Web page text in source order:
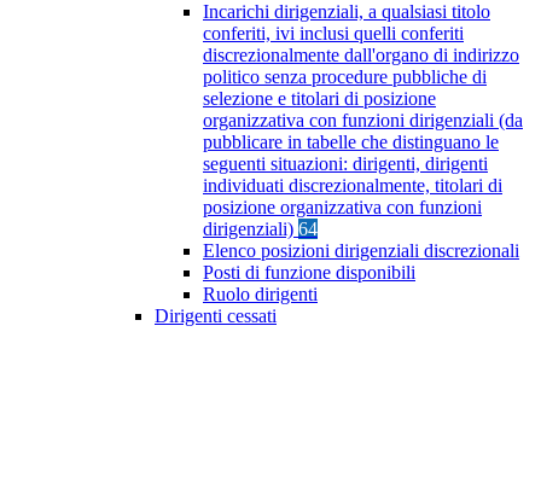
Incarichi dirigenziali, a qualsiasi titolo
conferiti, ivi inclusi quelli conferiti
discrezionalmente dall'organo di indirizzo
politico senza procedure pubbliche di
selezione e titolari di posizione
organizzativa con funzioni dirigenziali (da
pubblicare in tabelle che distinguano le
seguenti situazioni: dirigenti, dirigenti
individuati discrezionalmente, titolari di
posizione organizzativa con funzioni
dirigenziali) 64
Elenco posizioni dirigenziali discrezionali
Posti di funzione disponibili
Ruolo dirigenti
Dirigenti cessati